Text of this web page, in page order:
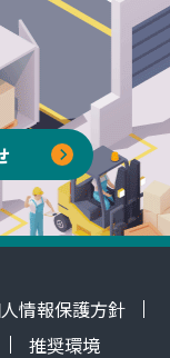
情報保護方針
推奨環境